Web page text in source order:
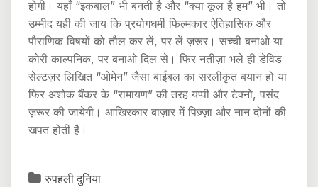
होगी। यहाँ “इकबाल” भी बनती है और “क्या कूल है हम” भी। तो
उम्मीद यही की जाय कि प्रयोगधर्मी फिल्मकार ऐतिहासिक और
पौराणिक विषयों को तौल कर लें, पर लें ज़रूर। सच्ची बनाओ या
कोरी काल्पनिक, पर बनाओ दिल से। फिर नतीज़ा भले ही डेविड
सेल्टज़र लिखित “ओमेन” जैसा बाईबल का सरलीकृत बयान हो या
फिर अशोक बैंकर के “रामायण” की तरह यप्पी और टेक्नो, पसंद
ज़रूर की जायेगी। आखिरकार बाज़ार में पिज़्ज़ा और नान दोनों की
खपत होती है।
रुपहली दुनिया